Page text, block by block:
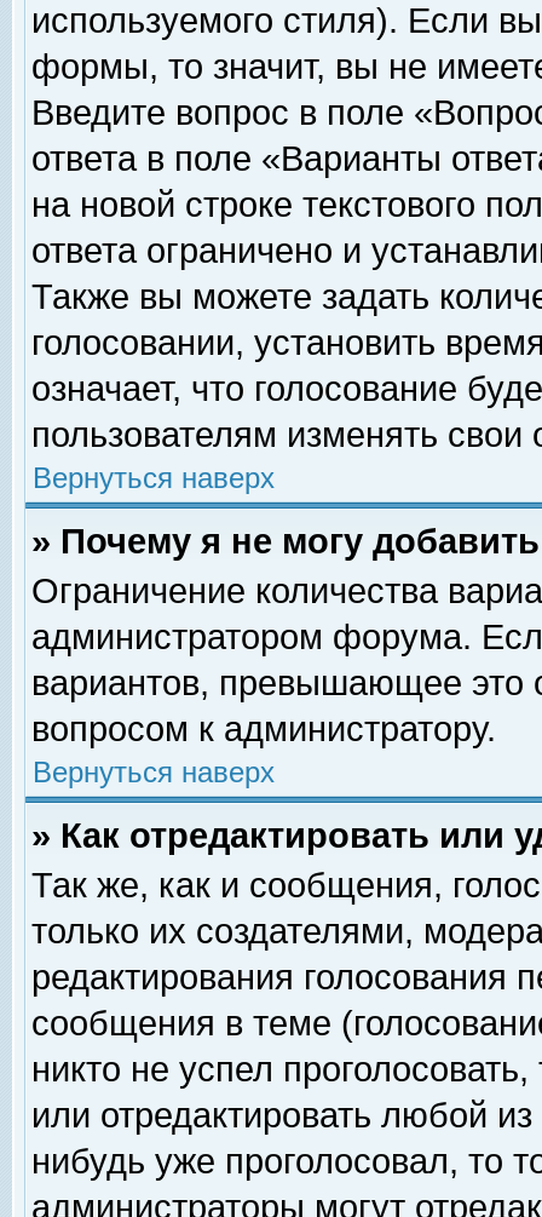
используемого стиля). Если
формы, то значит, вы не
Введите вопрос в поле
ответа в поле «Варианты
на новой строке текстового
ответа ограничено и
Также вы можете задать
голосовании, установить
означает, что голосование
пользователям изменять свои
Вернуться наверх
» Почему я не могу
Ограничение количества
администратором форума.
вариантов, превышающее это
вопросом к администратору.
Вернуться наверх
» Как отредактировать или
Так же, как и сообщения,
только их создателями,
редактирования голосования
сообщения в теме
никто не успел
или отредактировать любой
нибудь уже проголосовал, то
администраторы могут